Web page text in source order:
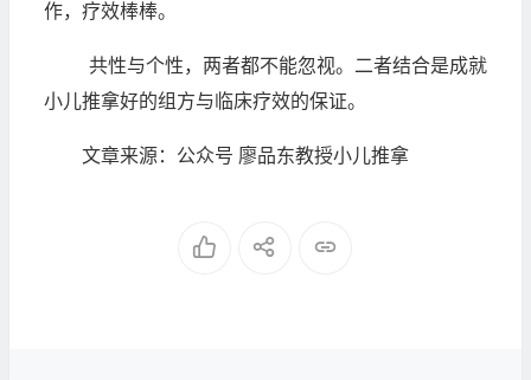
作，疗效棒棒。
共性与个性，两者都不能忽视。二者结合是成就
小儿推拿好的组方与临床疗效的保证。
文章来源：公众号 廖品东教授小儿推拿